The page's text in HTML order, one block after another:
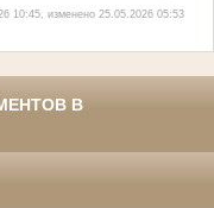
10:45, изменено 25.05.2026 05:53
В